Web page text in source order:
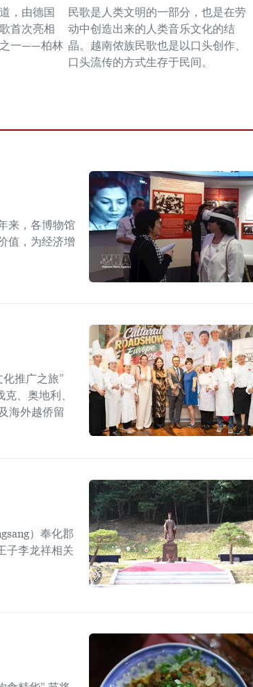
，由德国
首次亮相
之一——柏林
民歌是人类文明的一部分，也是在劳
动中创造出来的人类音乐文化的结
晶。越南侬族民歌也是以口头创作、
口头流传的方式生存于民间。
来，各博物馆
值，为经济增
推广之旅”
、奥地利、
海外越侨留
）奉化郡
子李龙祥相关